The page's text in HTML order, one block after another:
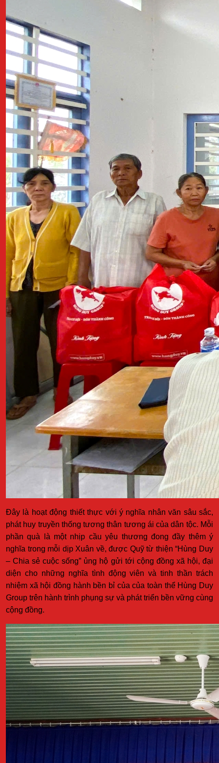
Đây là hoạt động thiết thực với ý nghĩa nhân văn sâu sắc,
phát huy truyền thống tương thân tương ái của dân tộc. Mỗi
phần quà là một nhịp cầu yêu thương đong đầy thêm ý
nghĩa trong mỗi dịp Xuân về, được Quỹ từ thiện “Hùng Duy
– Chia sẻ cuộc sống” ủng hộ gửi tới cộng đồng xã hội, đại
diện cho những nghĩa tình động viên và tinh thần trách
nhiệm xã hội đồng hành bền bỉ của của toàn thể Hùng Duy
Group trên hành trình phụng sự và phát triển bền vững cùng
cộng đồng.